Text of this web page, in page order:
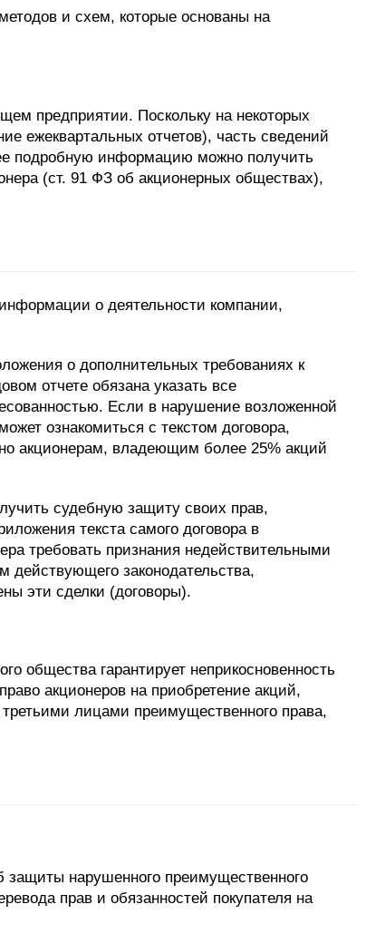
и схем, которые основаны на
предприятии. Поскольку на некоторых
ежеквартальных отчетов), часть сведений
подробную информацию можно получить
(ст. 91 ФЗ об акционерных обществах),
о деятельности компании,
о дополнительных требованиях к
отчете обязана указать все
Если в нарушение возложенной
ознакомиться с текстом договора,
акционерам, владеющим более 25% акций
судебную защиту своих прав,
текста самого договора в
требовать признания недействительными
действующего законодательства,
эти сделки (договоры).
общества гарантирует неприкосновенность
акционеров на приобретение акций,
лицами преимущественного права,
защиты нарушенного преимущественного
прав и обязанностей покупателя на